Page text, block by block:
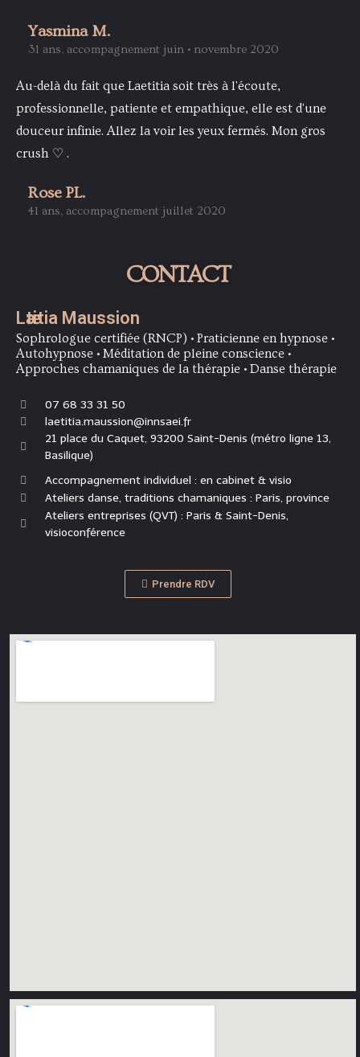
Yasmina M.
31 ans, accompagnement juin • novembre 2020
Au-delà du fait que Laetitia soit très à l'écoute,
professionnelle, patiente et empathique, elle est d'une
douceur infinie. Allez la voir les yeux fermés. Mon gros
crush ♡ .
Rose PL.
41 ans, accompagnement juillet 2020
CONTACT
Lӕtitia Maussion
Sophrologue certifiée (RNCP) • Praticienne en hypnose •
Autohypnose • Méditation de pleine conscience •
Approches chamaniques de la thérapie • Danse thérapie
07 68 33 31 50
laetitia.maussion@innsaei.fr
21 place du Caquet, 93200 Saint-Denis (métro ligne 13,
Basilique)
Accompagnement individuel : en cabinet & visio
Ateliers danse, traditions chamaniques : Paris, province
Ateliers entreprises (QVT) : Paris & Saint-Denis,
visioconférence
Prendre RDV